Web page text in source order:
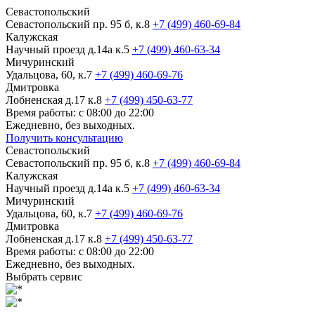
Севастопольский
Севастопольский пр. 95 б, к.8 +7 (499) 460-69-84
Калужская
Научный проезд д.14а к.5 +7 (499) 460-63-34
Мичуринский
Удальцова, 60, к.7 +7 (499) 460-69-76
Дмитровка
Лобненская д.17 к.8 +7 (499) 450-63-77
Время работы: с 08:00 до 22:00
Ежедневно, без выходных.
Получить консультацию
Севастопольский
Севастопольский пр. 95 б, к.8 +7 (499) 460-69-84
Калужская
Научный проезд д.14а к.5 +7 (499) 460-63-34
Мичуринский
Удальцова, 60, к.7 +7 (499) 460-69-76
Дмитровка
Лобненская д.17 к.8 +7 (499) 450-63-77
Время работы: с 08:00 до 22:00
Ежедневно, без выходных.
Выбрать сервис